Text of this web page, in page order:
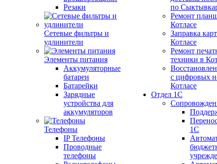
Резаки
Сетевые фильтры и
удлинители
Элементы питания
Аккумуляторные
батареи
Батарейки
Зарядные
устройства для
аккумуляторов
Телефоны
IP Телефоны
Проводные
телефоны
по
Ремонт
Котлаcе
Заправка
Котлаcе
Ремонт
техники в
с цифровых
Котлаcе
Отдел 1С
1С